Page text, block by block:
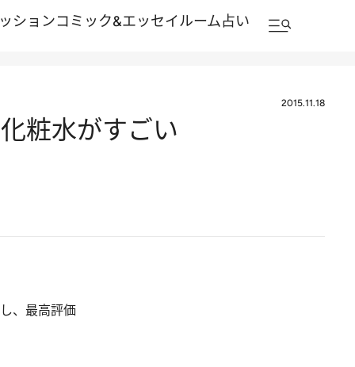
ションコミック&エッセイルーム占い
2015.11.18
粧水がすごい
、最高評価